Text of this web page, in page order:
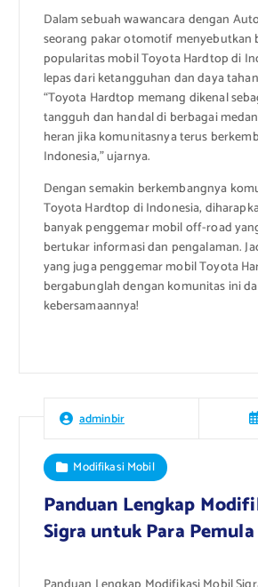
Dalam sebuah wawancara dengan
seorang pakar otomotif menyebutkan
popularitas mobil Toyota Hardtop di
lepas dari ketangguhan dan daya
“Toyota Hardtop memang dikenal
tangguh dan handal di berbagai
heran jika komunitasnya terus
Indonesia,” ujarnya.
Dengan semakin berkembangnya
Toyota Hardtop di Indonesia,
banyak penggemar mobil off-road
bertukar informasi dan pengalaman.
yang juga penggemar mobil Toyota
bergabunglah dengan komunitas ini
kebersamaannya!
adminbir
Modifikasi Mobil
Panduan Lengkap
Sigra untuk Para Pemula